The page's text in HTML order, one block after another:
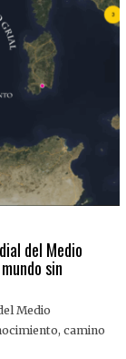
del Medio
sin
Medio
camino